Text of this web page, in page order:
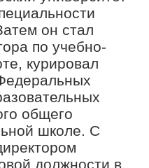
2019 году
письмом
и
в
на